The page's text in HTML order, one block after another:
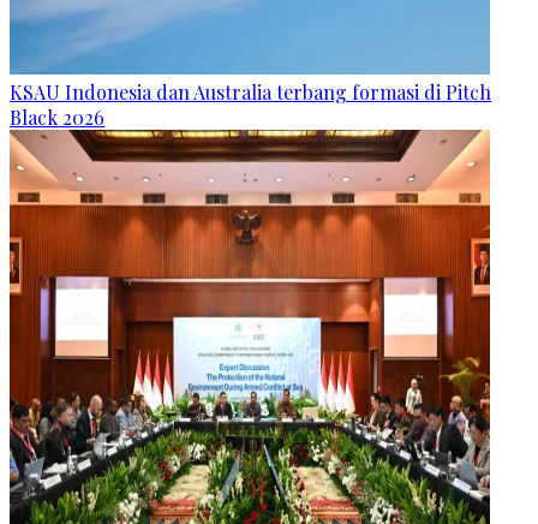
KSAU Indonesia dan Australia terbang formasi di Pitch
Black 2026